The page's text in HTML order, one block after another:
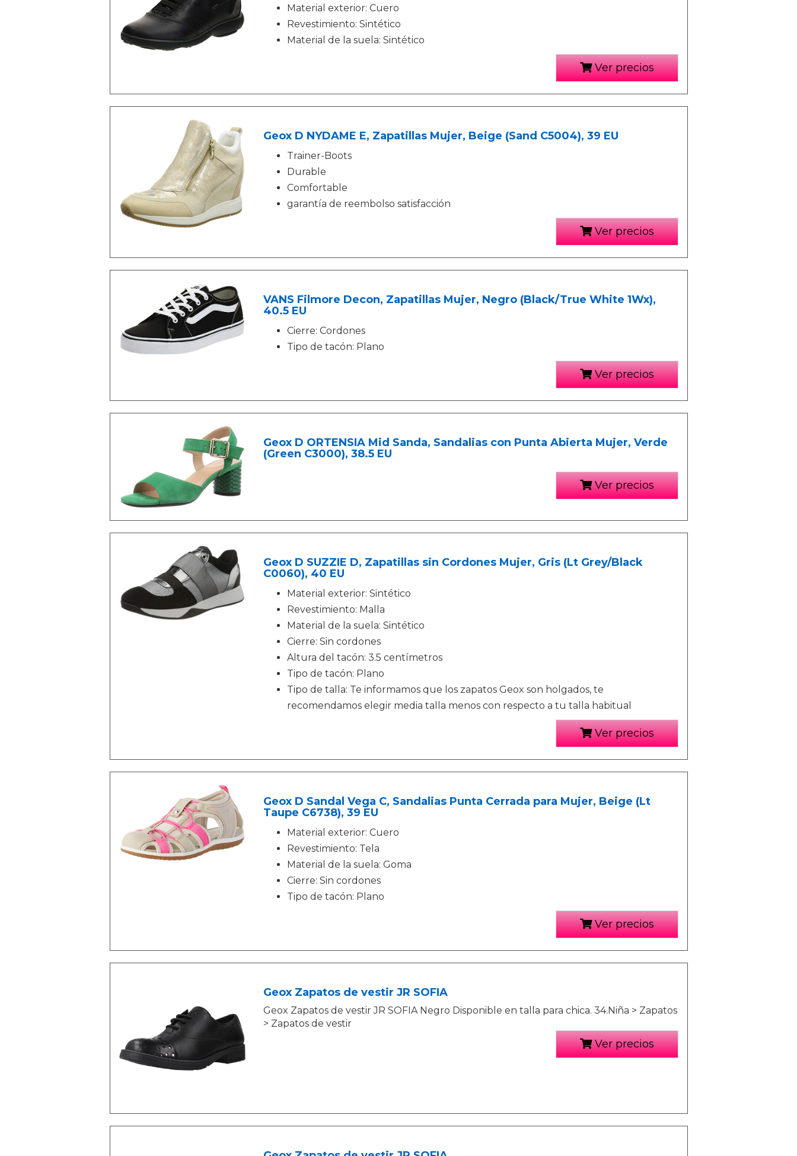
Material exterior: Cuero
Revestimiento: Sintético
Material de la suela: Sintético
Ver precios
Geox D NYDAME E, Zapatillas Mujer, Beige (Sand C5004), 39 EU
Trainer-Boots
Durable
Comfortable
garantía de reembolso satisfacción
Ver precios
VANS Filmore Decon, Zapatillas Mujer, Negro (Black/True White 1Wx),
40.5 EU
Cierre: Cordones
Tipo de tacón: Plano
Ver precios
Geox D ORTENSIA Mid Sanda, Sandalias con Punta Abierta Mujer, Verde
(Green C3000), 38.5 EU
Ver precios
Geox D SUZZIE D, Zapatillas sin Cordones Mujer, Gris (Lt Grey/Black
C0060), 40 EU
Material exterior: Sintético
Revestimiento: Malla
Material de la suela: Sintético
Cierre: Sin cordones
Altura del tacón: 3.5 centímetros
Tipo de tacón: Plano
Tipo de talla: Te informamos que los zapatos Geox son holgados, te
recomendamos elegir media talla menos con respecto a tu talla habitual
Ver precios
Geox D Sandal Vega C, Sandalias Punta Cerrada para Mujer, Beige (Lt
Taupe C6738), 39 EU
Material exterior: Cuero
Revestimiento: Tela
Material de la suela: Goma
Cierre: Sin cordones
Tipo de tacón: Plano
Ver precios
Geox Zapatos de vestir JR SOFIA
Geox Zapatos de vestir JR SOFIA Negro Disponible en talla para chica. 34.Niña > Zapatos
> Zapatos de vestir
Ver precios